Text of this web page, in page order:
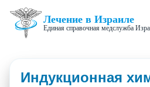
Лечение в Израиле
Единая справочная медслужба
Индукционная